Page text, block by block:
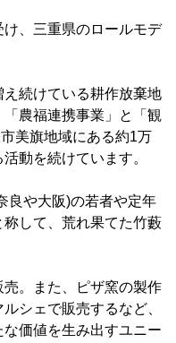
、三重県のロールモデ
続けている耕作放棄地
農福連携事業」と「観
美旗地域にある約1万
動を続けています。
良や大阪)の若者や定年
して、荒れ果てた竹藪
。また、ピザ窯の製作
シェで販売するなど、
価値を生み出すユニー